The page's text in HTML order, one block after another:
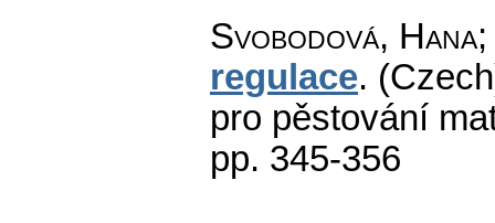
Svobodová,
regulace.
pro pěstování
pp. 345-356